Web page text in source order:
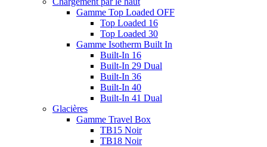
Gamme Top Loaded OFF
Top Loaded 16
Top Loaded 30
Gamme Isotherm Built In
Built-In 16
Built-In 29 Dual
Built-In 36
Built-In 40
Built-In 41 Dual
Glacières
Gamme Travel Box
TB15 Noir
TB18 Noir